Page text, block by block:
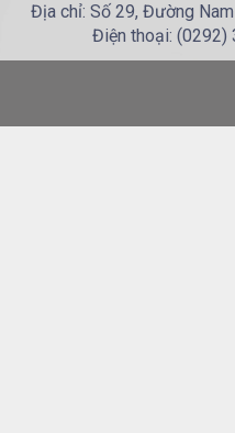
Địa chỉ: Số 29, Đường
Điện thoại: (0292)